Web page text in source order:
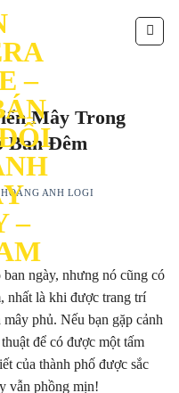
Mây Trong
Ban Đêm
HOÀNG ANH LOGI
ngày, nhưng nó cũng có
nhất là khi được trang trí
phủ. Nếu bạn gặp cảnh
để có được một tấm
của thành phố được sắc
vẫn phồng mịn!